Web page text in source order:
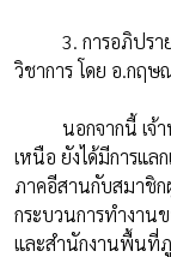
3. การอภิปราย
วิชาการ โดย อ.กฤ
นอกจากนี้ เจ้าห
เหนือ ยังได้มีการแ
ภาคอีสานกับสมาชิก
กระบวนการทำงาน
และสำนักงานพื้นที่ภู